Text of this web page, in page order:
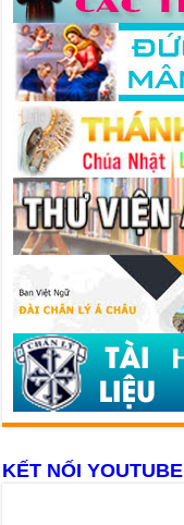
KẾT NỐI YOUTUBE